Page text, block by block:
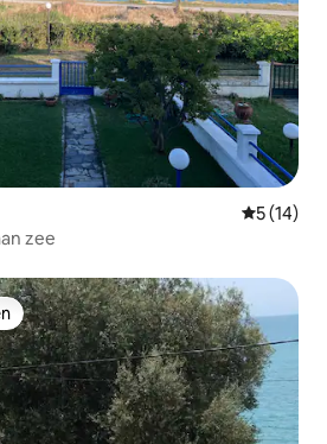
5 (14)
zee